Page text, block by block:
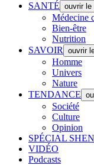
SANTÉ ouvrir le
Médecine
Bien-être
Nutrition
SAVOIR
ouvrir
Homme
Univers
Nature
TENDANCE
Société
Culture
Opinion
SPÉCIAL
VIDÉO
Podcasts